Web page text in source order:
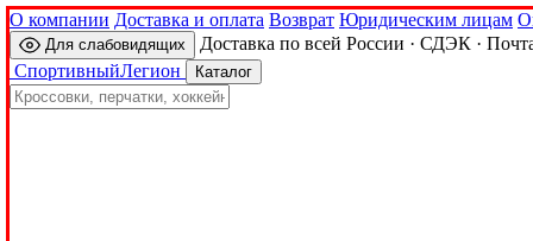
О компании Доставка и оплата Возврат Юридическим лицам
Для слабовидящих
Доставка по всей России · СДЭК ·
СпортивныйЛегион Каталог